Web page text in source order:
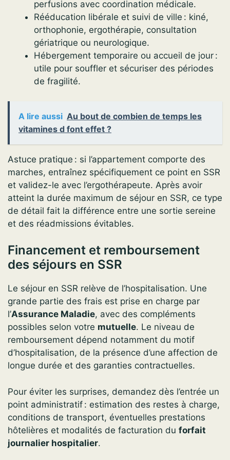
perfusions avec coordination médicale.
Rééducation libérale et suivi de ville : kiné,
orthophonie, ergothérapie, consultation
gériatrique ou neurologique.
Hébergement temporaire ou accueil de jour :
utile pour souffler et sécuriser des périodes
de fragilité.
A lire aussi Au bout de combien de temps les
vitamines d font effet ?
Astuce pratique : si l’appartement comporte des
marches, entraînez spécifiquement ce point en SSR
et validez-le avec l’ergothérapeute. Après avoir
atteint la durée maximum de séjour en SSR, ce type
de détail fait la différence entre une sortie sereine
et des réadmissions évitables.
Financement et remboursement
des séjours en SSR
Le séjour en SSR relève de l’hospitalisation. Une
grande partie des frais est prise en charge par
l’Assurance Maladie, avec des compléments
possibles selon votre mutuelle. Le niveau de
remboursement dépend notamment du motif
d’hospitalisation, de la présence d’une affection de
longue durée et des garanties contractuelles.
Pour éviter les surprises, demandez dès l’entrée un
point administratif : estimation des restes à charge,
conditions de transport, éventuelles prestations
hôtelières et modalités de facturation du forfait
journalier hospitalier.